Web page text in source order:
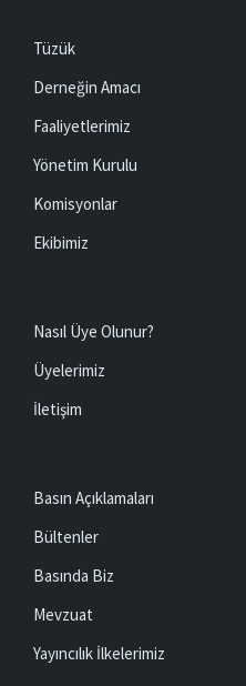
Tüzük
Derneğin Amacı
Faaliyetlerimiz
Yönetim Kurulu
Komisyonlar
Ekibimiz
Nasıl Üye Olunur?
Üyelerimiz
İletişim
Basın Açıklamaları
Bültenler
Basında Biz
Mevzuat
Yayıncılık İlkelerimiz